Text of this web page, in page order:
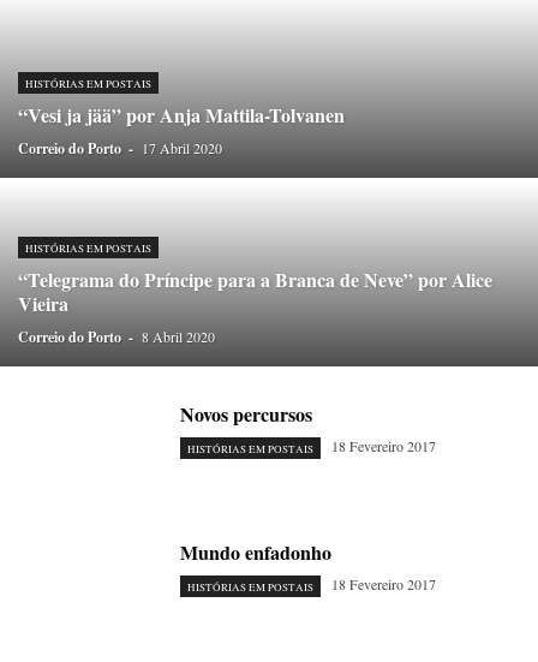
PAPEL-PENSANTE
POEMÁRIO
POESIA VISUAL PORTO ANIMADO
PRIORITÁRIO
RETÂNGULO
TABULETA DIGITAL
TEMPORÁRIO TOPOGRAFIAS
TYPO
HISTÓRIAS EM POSTAIS
“Vesi ja jää” por Anja Mattila-Tolvanen
Correio do Porto - 17 Abril 2020
HISTÓRIAS EM POSTAIS
“Telegrama do Príncipe para a Branca de Neve” por Alice
Vieira
Correio do Porto - 8 Abril 2020
Novos percursos
HISTÓRIAS EM POSTAIS 18 Fevereiro 2017
Mundo enfadonho
HISTÓRIAS EM POSTAIS 18 Fevereiro 2017